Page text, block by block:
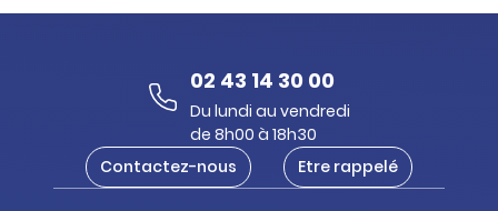
02 43 14 30 00
Du lundi au vendredi
de 8h00 à 18h30
Contactez-nous
Etre rappelé